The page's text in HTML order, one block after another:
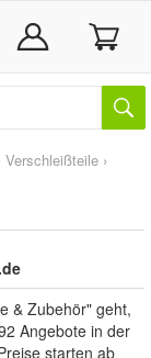
Verschleißteile ›
& Zubehör" geht,
Angebote in der
starten ab